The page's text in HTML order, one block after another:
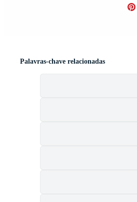
Palavras-chave relacionadas